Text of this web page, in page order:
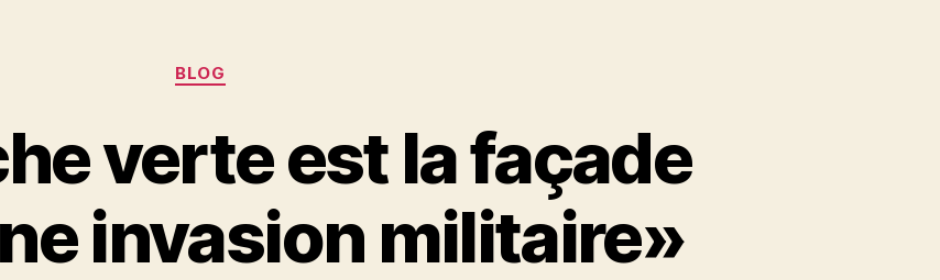
Categories
BLOG
verte est la façade
invasion militaire»